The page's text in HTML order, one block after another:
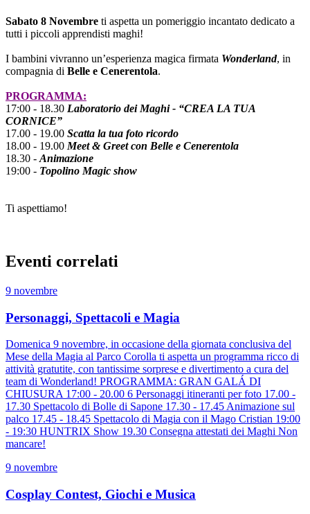
Sabato 8 Novembre ti aspetta un pomeriggio incantato dedicato a
tutti i piccoli apprendisti maghi!
I bambini vivranno un’esperienza magica firmata Wonderland, in
compagnia di Belle e Cenerentola.
PROGRAMMA:
17:00 - 18.30 Laboratorio dei Maghi - “CREA LA TUA
CORNICE”
17.00 - 19.00 Scatta la tua foto ricordo
18.00 - 19.00 Meet & Greet con Belle e Cenerentola
18.30 - Animazione
19:00 - Topolino Magic show
Ti aspettiamo!
Eventi correlati
9 novembre
Personaggi, Spettacoli e Magia
Domenica 9 novembre, in occasione della giornata conclusiva del
Mese della Magia al Parco Corolla ti aspetta un programma ricco di
attività gratutite, con tantissime sorprese e divertimento a cura del
team di Wonderland! PROGRAMMA: GRAN GALÁ DI
CHIUSURA 17:00 - 20.00 6 Personaggi itineranti per foto 17.00 -
17.30 Spettacolo di Bolle di Sapone 17.30 - 17.45 Animazione sul
palco 17.45 - 18.45 Spettacolo di Magia con il Mago Cristian 19:00
- 19:30 HUNTRIX Show 19.30 Consegna attestati dei Maghi Non
mancare!
9 novembre
Cosplay Contest, Giochi e Musica